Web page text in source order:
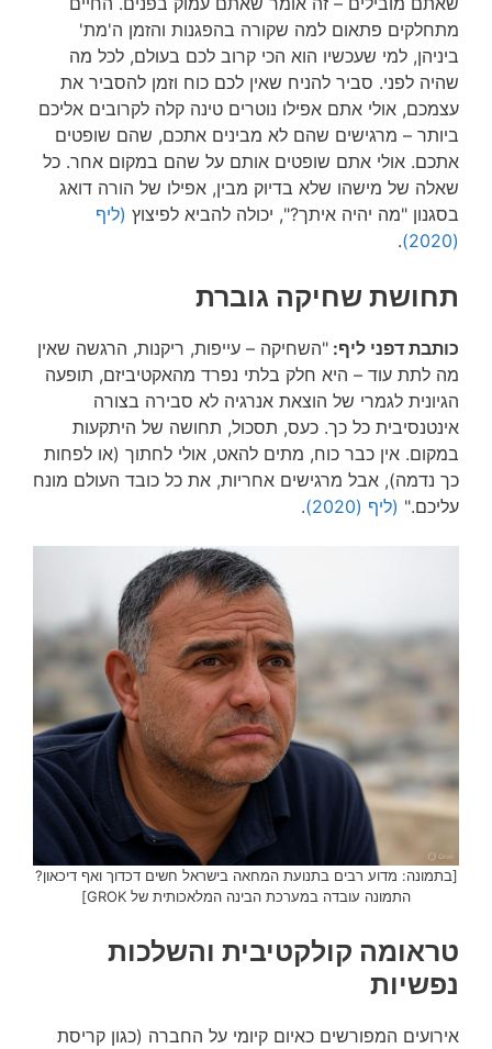
מתחלקים פתאום למה שקורה בהפגנות והזמן ה'מת'
ביניהן, למי שעכשיו הוא הכי קרוב לכם בעולם, לכל מה
שהיה לפני. סביר להניח שאין לכם כוח וזמן להסביר את
עצמכם, אולי אתם אפילו נוטרים טינה קלה לקרובים אליכם
ביותר – מרגישים שהם לא מבינים אתכם, שהם שופטים
אתכם. אולי אתם שופטים אותם על שהם במקום אחר. כל
שאלה של מישהו שלא בדיוק מבין, אפילו של הורה דואג
בסגנון "מה יהיה איתך?", יכולה להביא לפיצוץ (ליף
(2020)
.
תחושת שחיקה גוברת
כותבת דפני ליף: "השחיקה – עייפות, ריקנות, הרגשה שאין
מה לתת עוד – היא חלק בלתי נפרד מהאקטיביזם, תופעה
הגיונית לגמרי של הוצאת אנרגיה לא סבירה בצורה
אינטנסיבית כל כך. כעס, תסכול, תחושה של היתקעות
במקום. אין כבר כוח, מתים להאט, אולי לחתוך (או לפחות
כך נדמה), אבל מרגישים אחריות, את כל כובד העולם מונח
עליכם." (ליף (2020) .
[בתמונה: מדוע רבים בתנועת המחאה בישראל חשים דכדוך ואף דיכאון?
התמונה עובדה במערכת הבינה המלאכותית של GROK]
טראומה קולקטיבית והשלכות
נפשיות
אירועים המפורשים כאיום קיומי על החברה (כגון קריסת